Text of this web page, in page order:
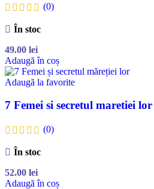
(0)
În stoc
49.00 lei
Adaugă în coș
Adaugă la favorite
7 Femei si secretul maretiei lor
(0)
În stoc
52.00 lei
Adaugă în coș